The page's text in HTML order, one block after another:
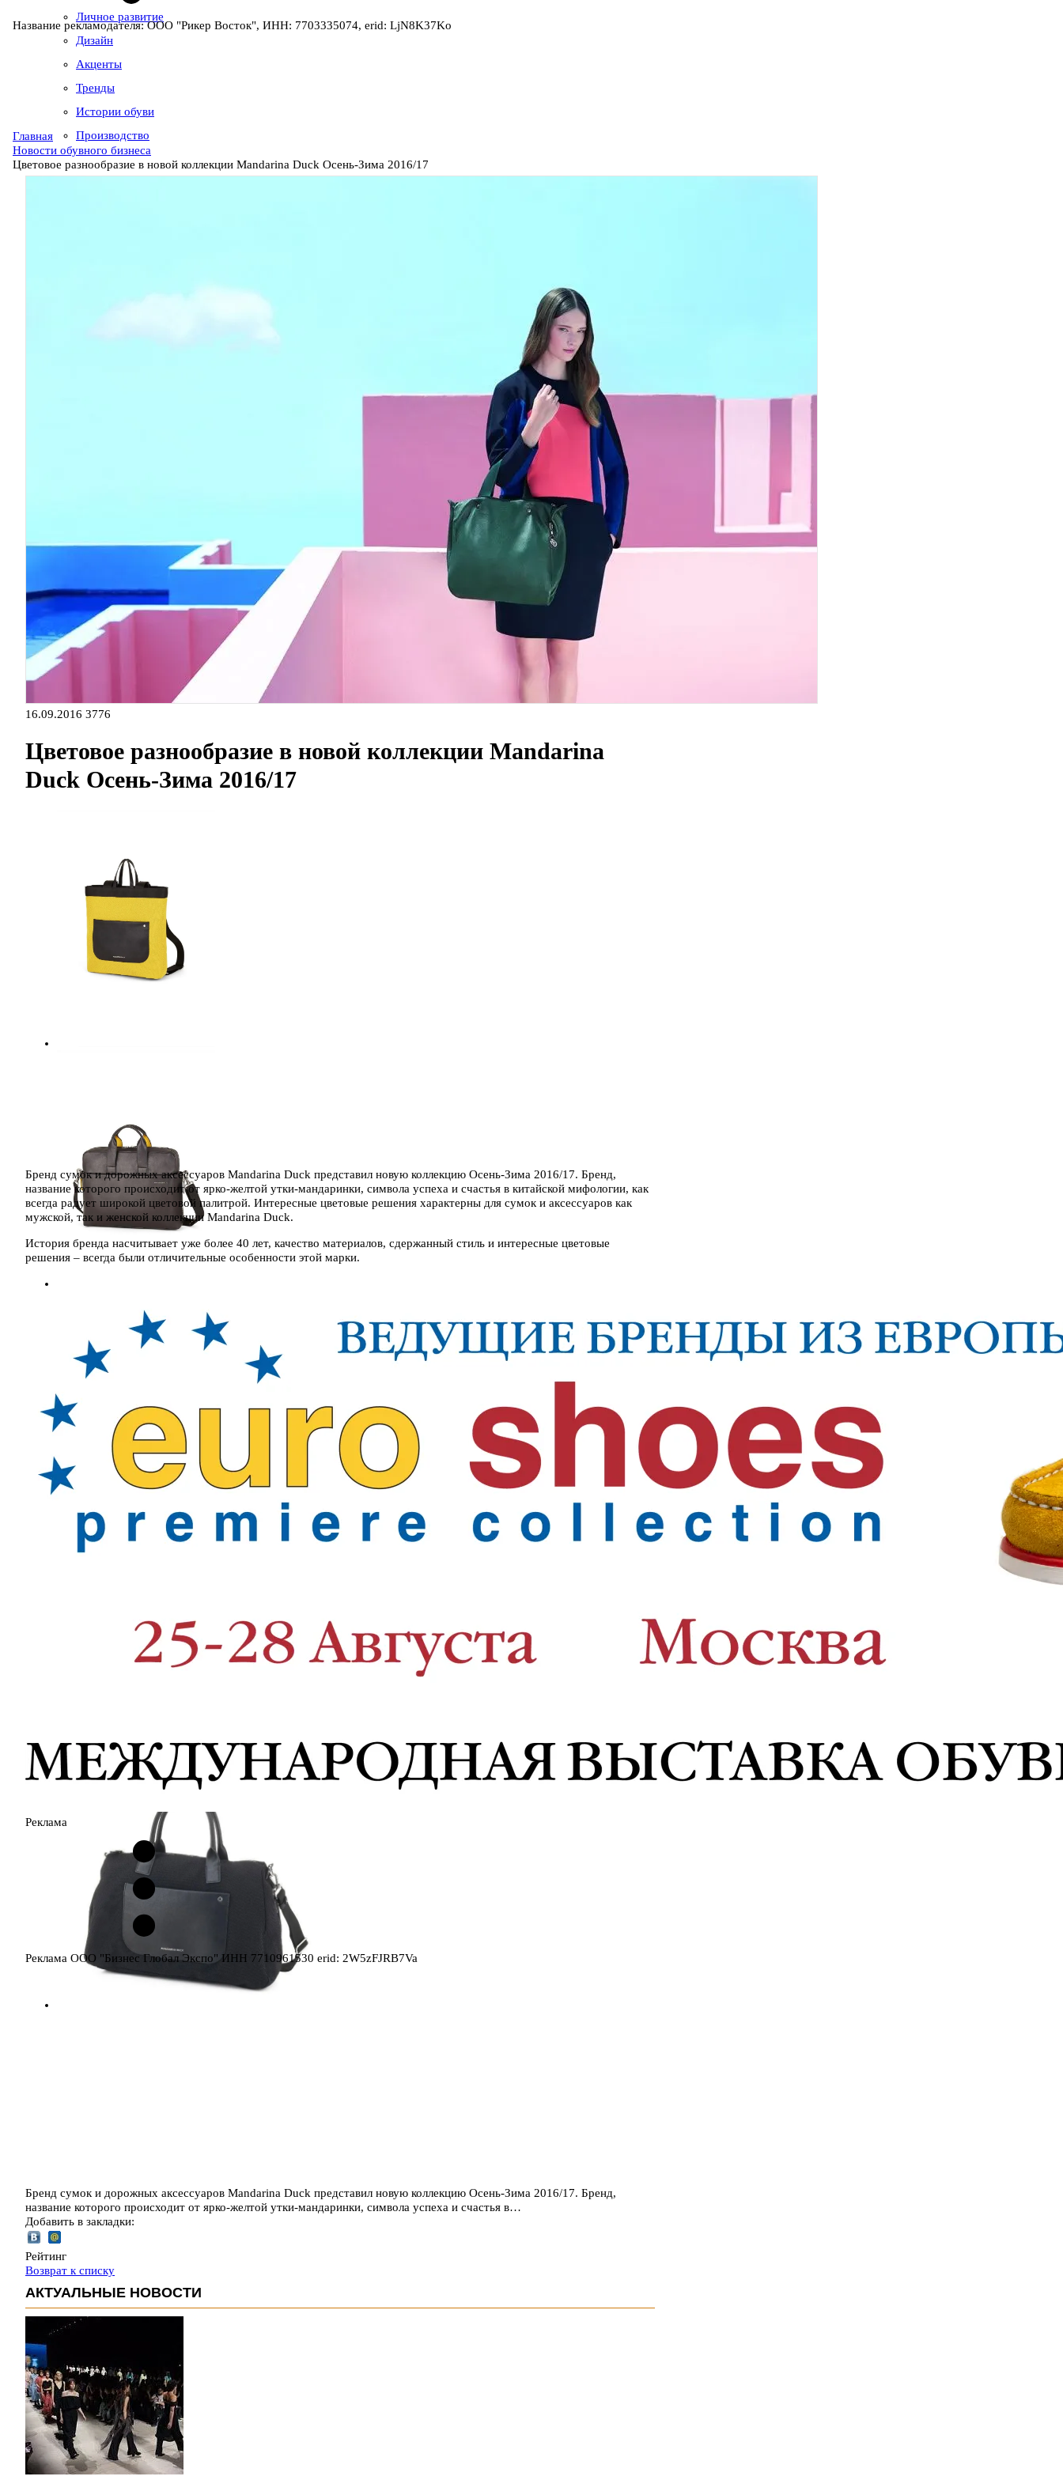
Личное развитие
Дизайн
Акценты
Тренды
Истории обуви
Производство
Название рекламодателя: ООО "Рикер Восток", ИНН: 7703335074, erid: LjN8K37Ko
Главная
Новости обувного бизнеса
Цветовое разнообразие в новой коллекции Mandarina Duck Осень-Зима 2016/17
16.09.2016 3776
Цветовое разнообразие в новой коллекции Mandarina
Duck Осень-Зима 2016/17
Бренд сумок и дорожных аксессуаров Mandarina Duck представил новую коллекцию Осень-Зима 2016/17. Бренд,
название которого происходит от ярко-желтой утки-мандаринки, символа успеха и счастья в китайской мифологии, как
всегда радует широкой цветовой палитрой. Интересные цветовые решения характерны для сумок и аксессуаров как
мужской, так и женской коллекции Mandarina Duck.
История бренда насчитывает уже более 40 лет, качество материалов, сдержанный стиль и интересные цветовые
решения – всегда были отличительные особенности этой марки.
Реклама
Реклама ООО "Бизнес Глобал Экспо" ИНН 7710961530 erid: 2W5zFJRB7Va
Бренд сумок и дорожных аксессуаров Mandarina Duck представил новую коллекцию Осень-Зима 2016/17. Бренд,
название которого происходит от ярко-желтой утки-мандаринки, символа успеха и счастья в…
Добавить в закладки:
Рейтинг
Возврат к списку
АКТУАЛЬНЫЕ НОВОСТИ